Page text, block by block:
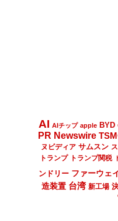
AI AIチップ apple BYD
PR Newswire
ヌビディア サムスン
トランプ
トランプ関税
ンドリー ファーウェ
造装置 台湾 新工場